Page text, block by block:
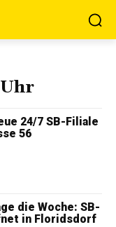
24/7 SB-Filiale
56
die Woche: SB-
in Floridsdorf